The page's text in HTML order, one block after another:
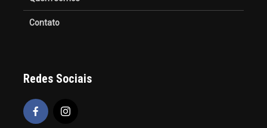
Contato
Redes Sociais